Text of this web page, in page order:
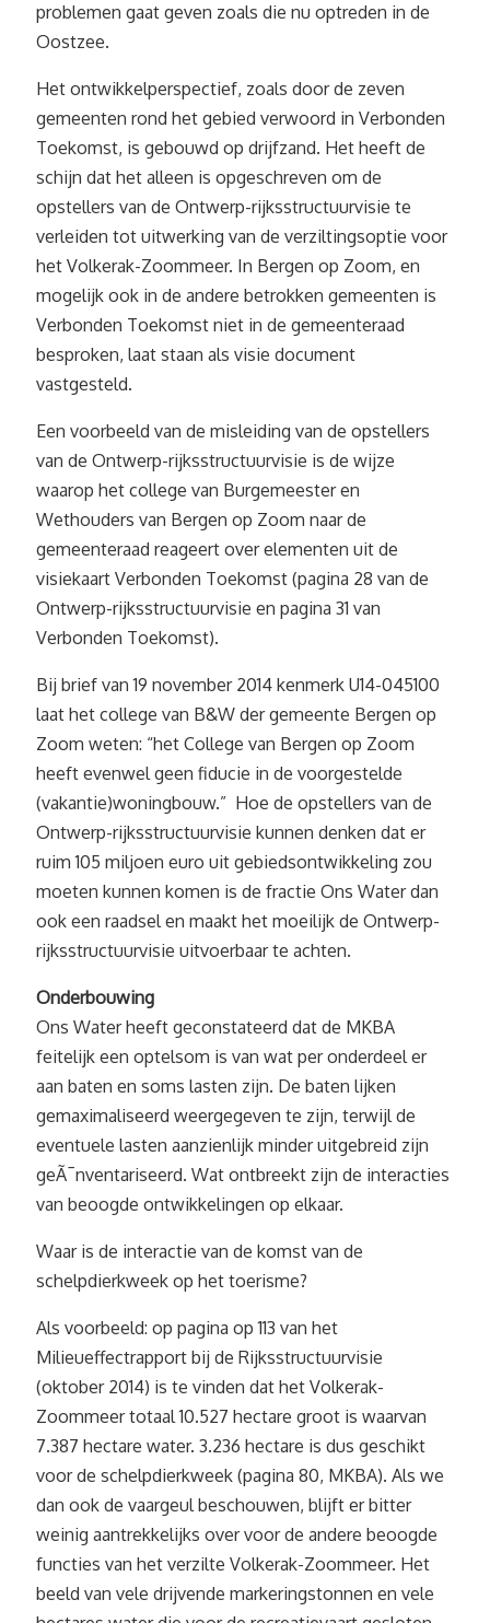
problemen gaat geven zoals die nu optreden in de
Oostzee.
Het ontwikkelperspectief, zoals door de zeven
gemeenten rond het gebied verwoord in Verbonden
Toekomst, is gebouwd op drijfzand. Het heeft de
schijn dat het alleen is opgeschreven om de
opstellers van de Ontwerp-rijksstructuurvisie te
verleiden tot uitwerking van de verziltingsoptie voor
het Volkerak-Zoommeer. In Bergen op Zoom, en
mogelijk ook in de andere betrokken gemeenten is
Verbonden Toekomst niet in de gemeenteraad
besproken, laat staan als visie document
vastgesteld.
Een voorbeeld van de misleiding van de opstellers
van de Ontwerp-rijksstructuurvisie is de wijze
waarop het college van Burgemeester en
Wethouders van Bergen op Zoom naar de
gemeenteraad reageert over elementen uit de
visiekaart Verbonden Toekomst (pagina 28 van de
Ontwerp-rijksstructuurvisie en pagina 31 van
Verbonden Toekomst).
Bij brief van 19 november 2014 kenmerk U14-045100
laat het college van B&W der gemeente Bergen op
Zoom weten: “het College van Bergen op Zoom
heeft evenwel geen fiducie in de voorgestelde
(vakantie)woningbouw.” Hoe de opstellers van de
Ontwerp-rijksstructuurvisie kunnen denken dat er
ruim 105 miljoen euro uit gebiedsontwikkeling zou
moeten kunnen komen is de fractie Ons Water dan
ook een raadsel en maakt het moeilijk de Ontwerp-
rijksstructuurvisie uitvoerbaar te achten.
Onderbouwing
Ons Water heeft geconstateerd dat de MKBA
feitelijk een optelsom is van wat per onderdeel er
aan baten en soms lasten zijn. De baten lijken
gemaximaliseerd weergegeven te zijn, terwijl de
eventuele lasten aanzienlijk minder uitgebreid zijn
geÃ¯nventariseerd. Wat ontbreekt zijn de interacties
van beoogde ontwikkelingen op elkaar.
Waar is de interactie van de komst van de
schelpdierkweek op het toerisme?
Als voorbeeld: op pagina op 113 van het
Milieueffectrapport bij de Rijksstructuurvisie
(oktober 2014) is te vinden dat het Volkerak-
Zoommeer totaal 10.527 hectare groot is waarvan
7.387 hectare water. 3.236 hectare is dus geschikt
voor de schelpdierkweek (pagina 80, MKBA). Als we
dan ook de vaargeul beschouwen, blijft er bitter
weinig aantrekkelijks over voor de andere beoogde
functies van het verzilte Volkerak-Zoommeer. Het
beeld van vele drijvende markeringstonnen en vele